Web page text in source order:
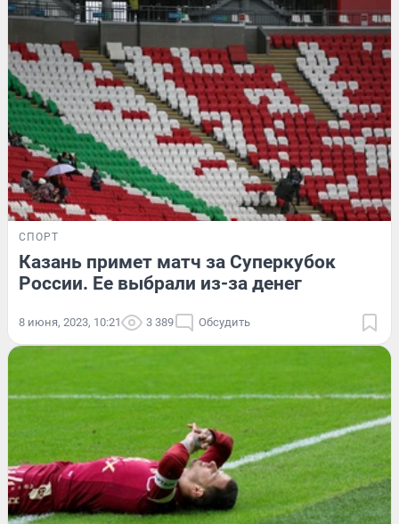
СПОРТ
Казань примет матч за Суперкубок
России. Ее выбрали из-за денег
8 июня, 2023, 10:21 3 389 Обсудить